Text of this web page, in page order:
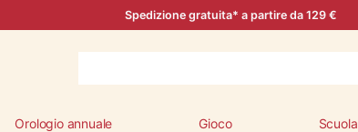
Spedizione gratuita* a partire da 129 €
Orologio annuale Gioco Scuola